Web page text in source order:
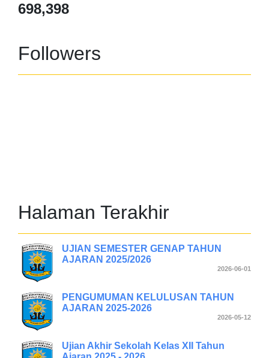
698,398
Followers
Halaman Terakhir
UJIAN SEMESTER GENAP TAHUN
AJARAN 2025/2026
2026-06-01
PENGUMUMAN KELULUSAN TAHUN
AJARAN 2025-2026
2026-05-12
Ujian Akhir Sekolah Kelas XII Tahun